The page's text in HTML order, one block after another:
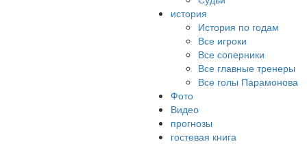
история
История по годам
Все игроки
Все соперники
Все главные тренеры
Все голы Парамонова
Фото
Видео
прогнозы
гостевая книга